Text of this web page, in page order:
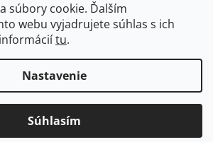
súbory cookie. Ďalším
webu vyjadrujete súhlas s ich
tu.
Nastavenie
Súhlasím
LYŽÁRNA-BRUSLÁRNA. Všetky práva
vyhradené.